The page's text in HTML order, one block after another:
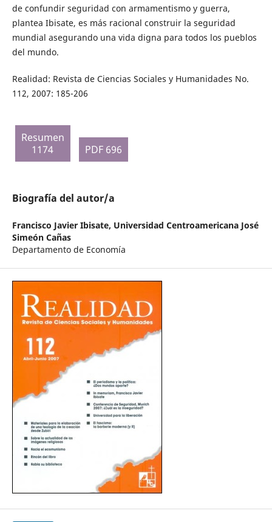
de confundir seguridad con armamentismo y guerra,
plantea Ibisate, es más racional construir la seguridad
mundial asegurando una vida digna para todos los pueblos
del mundo.
Realidad: Revista de Ciencias Sociales y Humanidades No.
112, 2007: 185-206
Resumen
1174
PDF 696
Biografía del autor/a
Francisco Javier Ibisate, Universidad Centroamericana José
Simeón Cañas
Departamento de Economía